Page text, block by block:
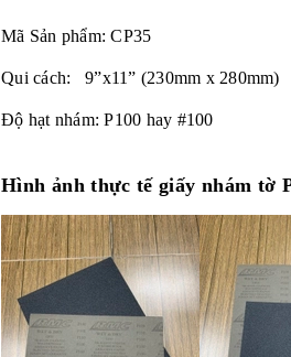
Mã Sản phẩm: CP35
Qui cách: 9”x11” (230mm x 280mm)
Độ hạt nhám:P100 hay #100
Hình ảnh thực tế giấy nhám tờ